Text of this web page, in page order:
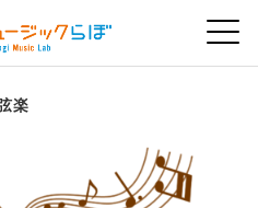
楽